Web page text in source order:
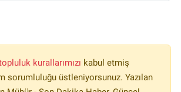
kurallarımızı kabul etmiş
sorumluluğu üstleniyorsunuz. Yazılan